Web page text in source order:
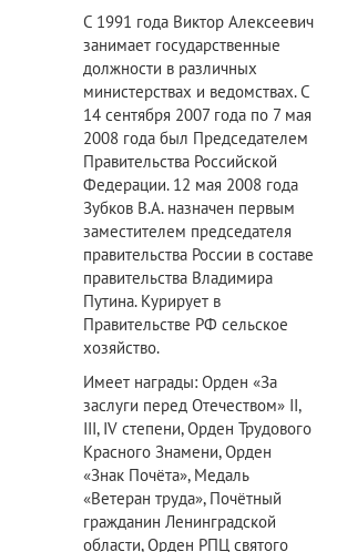
С 1991 года Виктор Алексеевич
занимает государственные
должности в различных
министерствах и ведомствах. С
14 сентября 2007 года по 7 мая
2008 года был Председателем
Правительства Российской
Федерации. 12 мая 2008 года
Зубков В.А. назначен первым
заместителем председателя
правительства России в составе
правительства Владимира
Путина. Курирует в
Правительстве РФ сельское
хозяйство.
Имеет награды: Орден «За
заслуги перед Отечеством» II,
III, IV степени, Орден Трудового
Красного Знамени, Орден
«Знак Почёта», Медаль
«Ветеран труда», Почётный
гражданин Ленинградской
области, Орден РПЦ святого